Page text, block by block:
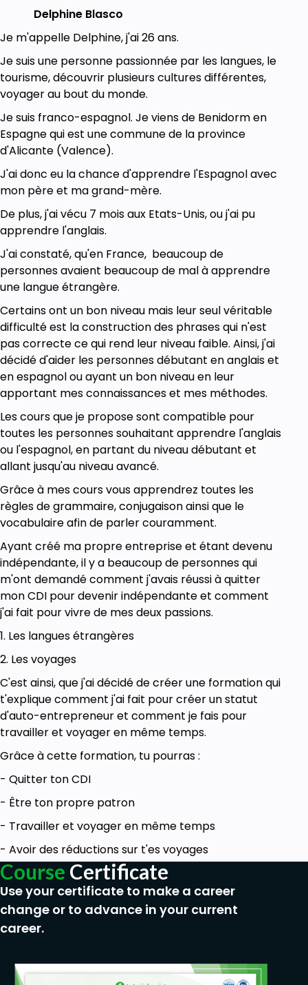
Delphine Blasco
Je m'appelle Delphine, j'ai 26 ans.
Je suis une personne passionnée par les langues, le
tourisme, découvrir plusieurs cultures différentes,
voyager au bout du monde.
Je suis franco-espagnol. Je viens de Benidorm en
Espagne qui est une commune de la province
d'Alicante (Valence).
J'ai donc eu la chance d'apprendre l'Espagnol avec
mon père et ma grand-mère.
De plus, j'ai vécu 7 mois aux Etats-Unis, ou j'ai pu
apprendre l'anglais.
J'ai constaté, qu'en France, beaucoup de
personnes avaient beaucoup de mal à apprendre
une langue étrangère.
Certains ont un bon niveau mais leur seul véritable
difficulté est la construction des phrases qui n'est
pas correcte ce qui rend leur niveau faible. Ainsi, j'ai
décidé d'aider les personnes débutant en anglais et
en espagnol ou ayant un bon niveau en leur
apportant mes connaissances et mes méthodes.
Les cours que je propose sont compatible pour
toutes les personnes souhaitant apprendre l'anglais
ou l'espagnol, en partant du niveau débutant et
allant jusqu'au niveau avancé.
Grâce à mes cours vous apprendrez toutes les
règles de grammaire, conjugaison ainsi que le
vocabulaire afin de parler couramment.
Ayant créé ma propre entreprise et étant devenu
indépendante, il y a beaucoup de personnes qui
m'ont demandé comment j'avais réussi à quitter
mon CDI pour devenir indépendante et comment
j'ai fait pour vivre de mes deux passions.
1. Les langues étrangères
2. Les voyages
C'est ainsi, que j'ai décidé de créer une formation qui
t'explique comment j'ai fait pour créer un statut
d'auto-entrepreneur et comment je fais pour
travailler et voyager en même temps.
Grâce à cette formation, tu pourras :
- Quitter ton CDI
- Être ton propre patron
- Travailler et voyager en même temps
- Avoir des réductions sur t'es voyages
Course Certificate
Use your certificate to make a career
change or to advance in your current
career.